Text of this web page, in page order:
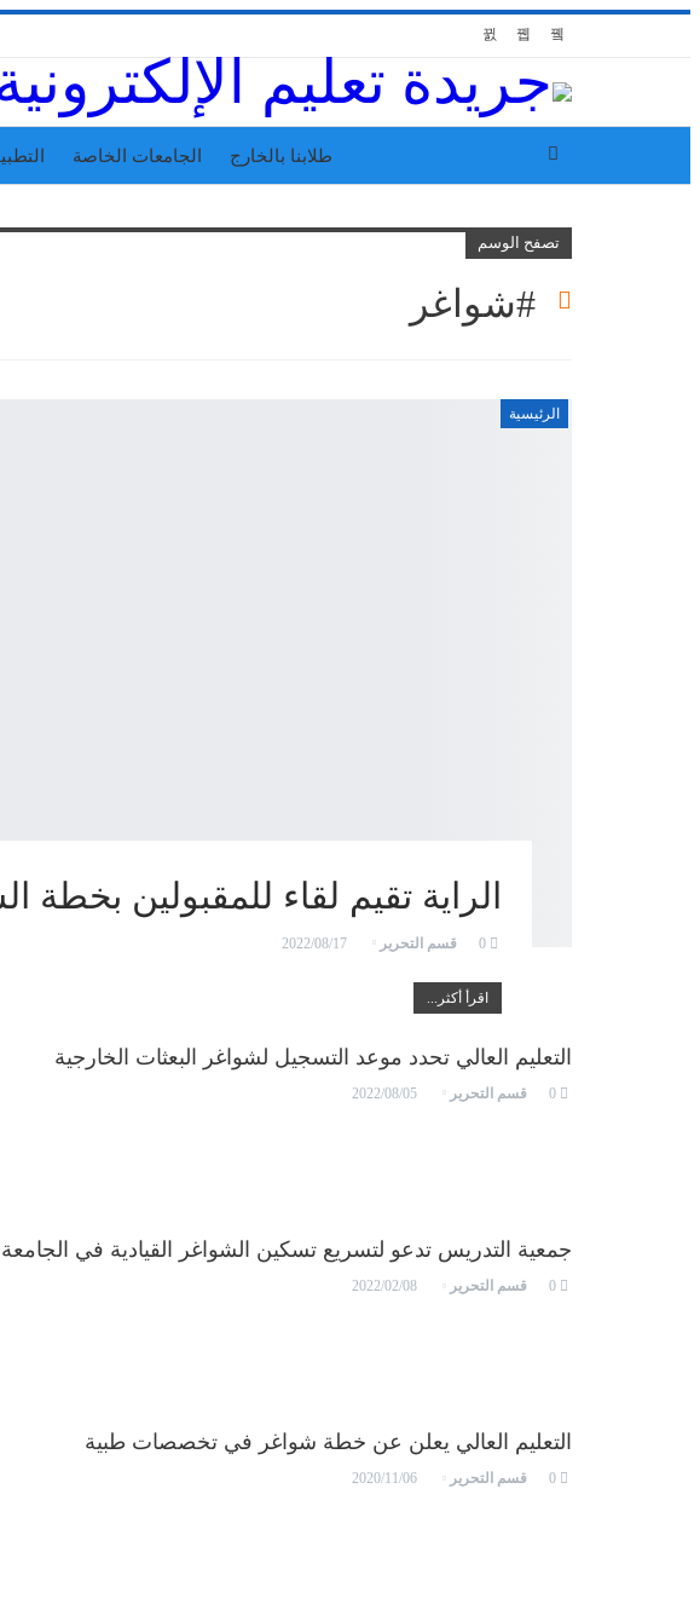
الجامعات الخاصة طلابنا بالخارج
تصفح الوسم
#شواغر
الرئيسية
الراية تقيم لقاء للمقبولين بخطة
قسم التحرير 2022/08/17
اقرأ أكثر...
التعليم العالي تحدد موعد التسجيل لشواغر البعثات الخارجية
قسم التحرير 2022/08/05
جمعية التدريس تدعو لتسريع تسكين الشواغر القيادية في الجامعة
قسم التحرير 2022/02/08
التعليم العالي يعلن عن خطة شواغر في تخصصات طبية
قسم التحرير 2020/11/06